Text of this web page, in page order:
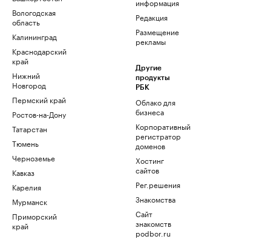
Вологодская
область
Калининград
Краснодарский
край
Нижний
Новгород
Пермский край
Ростов-на-Дону
Татарстан
Тюмень
Черноземье
Кавказ
Карелия
Мурманск
Приморский
край
Редакция
Размещение
рекламы
Другие
продукты
РБК
Облако для
бизнеса
Корпоративный
регистратор
доменов
Хостинг
сайтов
Рег.решения
Знакомства
Сайт
знакомств
podbor.ru